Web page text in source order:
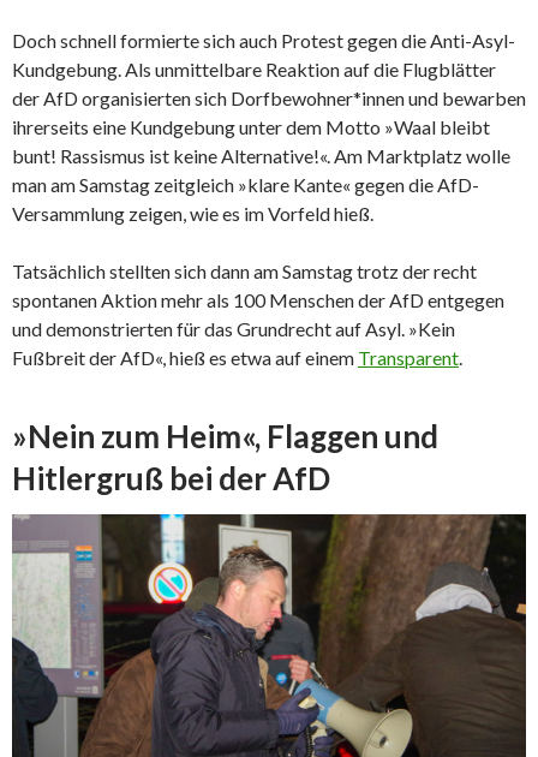
Doch schnell formierte sich auch Protest gegen die Anti-Asyl-
Kundgebung. Als unmittelbare Reaktion auf die Flugblätter
der AfD organisierten sich Dorfbewohner*innen und bewarben
ihrerseits eine Kundgebung unter dem Motto »Waal bleibt
bunt! Rassismus ist keine Alternative!«. Am Marktplatz wolle
man am Samstag zeitgleich »klare Kante« gegen die AfD-
Versammlung zeigen, wie es im Vorfeld hieß.
Tatsächlich stellten sich dann am Samstag trotz der recht
spontanen Aktion mehr als 100 Menschen der AfD entgegen
und demonstrierten für das Grundrecht auf Asyl. »Kein
Fußbreit der AfD«, hieß es etwa auf einem Transparent.
»Nein zum Heim«, Flaggen und
Hitlergruß bei der AfD